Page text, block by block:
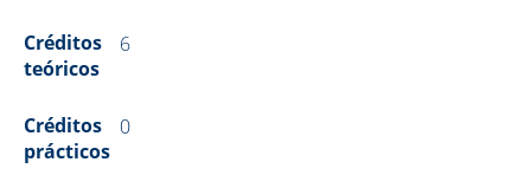
Créditos
teóricos
6
Créditos
prácticos
0